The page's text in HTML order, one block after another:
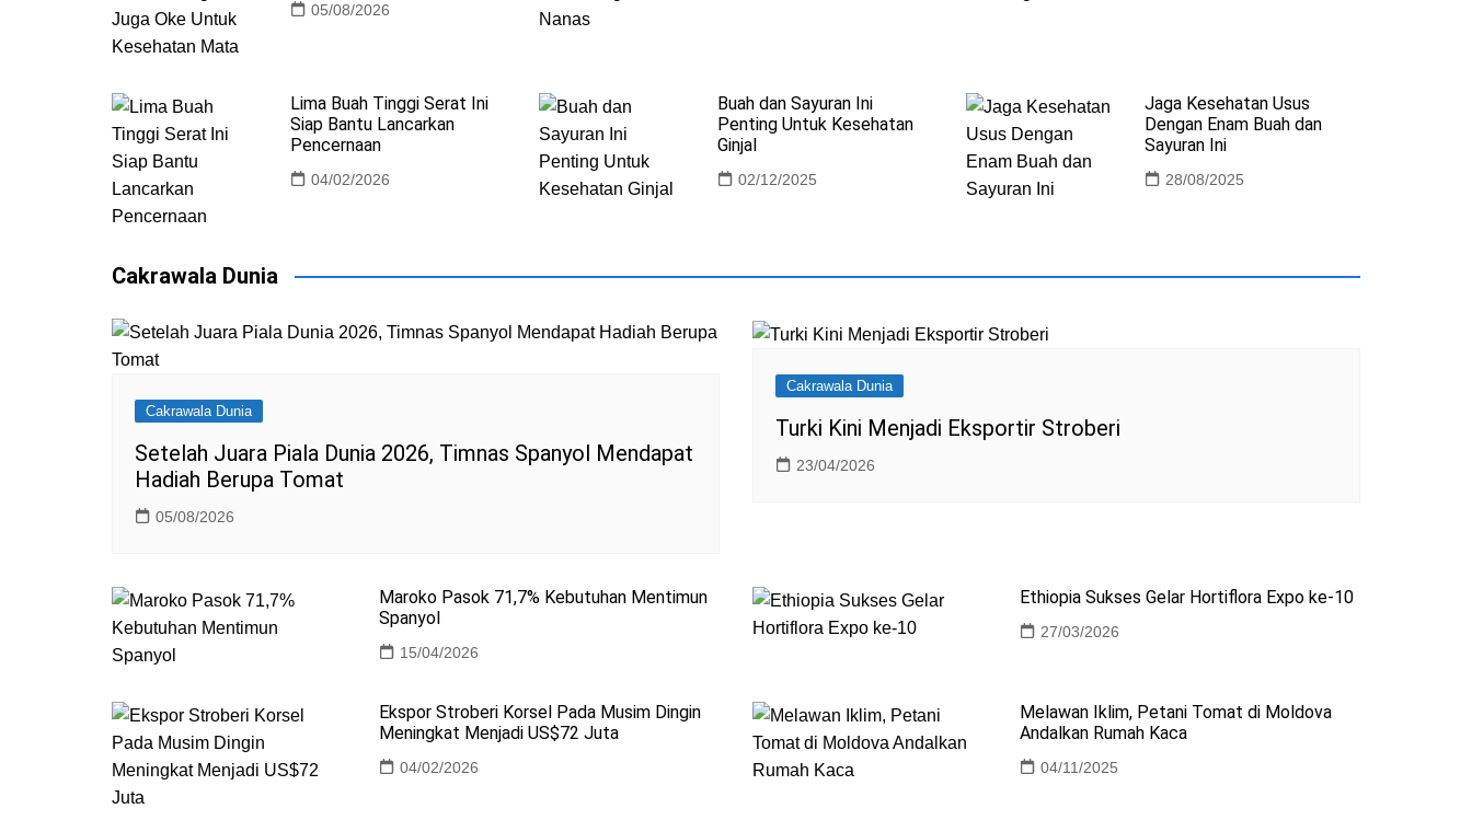
05/08/2026
Lima Buah Tinggi Serat Ini
Siap Bantu Lancarkan
Pencernaan
04/02/2026
Buah dan Sayuran Ini
Penting Untuk Kesehatan
Ginjal
02/12/2025
Jaga Kesehatan Usus
Dengan Enam Buah dan
Sayuran Ini
28/08/2025
Cakrawala Dunia
Cakrawala Dunia
Setelah Juara Piala Dunia 2026, Timnas Spanyol Mendapat
Hadiah Berupa Tomat
05/08/2026
Cakrawala Dunia
Turki Kini Menjadi Eksportir Stroberi
23/04/2026
Maroko Pasok 71,7% Kebutuhan Mentimun
Spanyol
15/04/2026
Ethiopia Sukses Gelar Hortiflora Expo ke-10
27/03/2026
Ekspor Stroberi Korsel Pada Musim Dingin
Meningkat Menjadi US$72 Juta
04/02/2026
Melawan Iklim, Petani Tomat di Moldova
Andalkan Rumah Kaca
04/11/2025